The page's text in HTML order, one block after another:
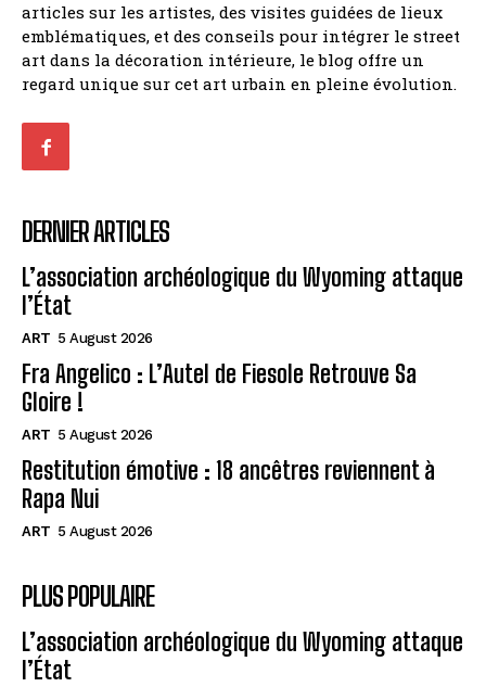
articles sur les artistes, des visites guidées de lieux
emblématiques, et des conseils pour intégrer le street
art dans la décoration intérieure, le blog offre un
regard unique sur cet art urbain en pleine évolution.
DERNIER ARTICLES
L’association archéologique du Wyoming attaque
l’État
ART 5 August 2026
Fra Angelico : L’Autel de Fiesole Retrouve Sa
Gloire !
ART 5 August 2026
Restitution émotive : 18 ancêtres reviennent à
Rapa Nui
ART 5 August 2026
PLUS POPULAIRE
L’association archéologique du Wyoming attaque
l’État